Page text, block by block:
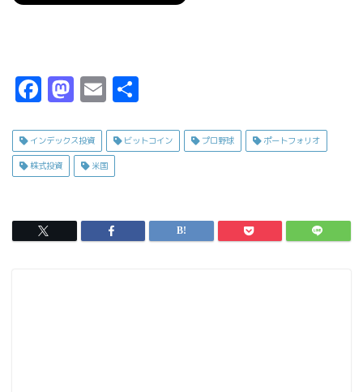
F
c
e
o
o
M
s
t
d
o
E
ai
l
インデックス投資 ビットコイン プロ野球 ポートフォリオ
株式投資 米国